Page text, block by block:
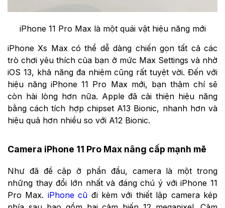
iPhone 11 Pro Max là một quái vật hiệu năng mới
iPhone Xs Max có thể dễ dàng chiến gọn tất cả các
trò chơi yêu thích của bạn ở mức Max Settings và nhờ
iOS 13, khả năng đa nhiệm cũng rất tuyệt vời. Đến với
hiệu năng iPhone 11 Pro Max mới, bạn thậm chí sẽ
còn hài lòng hơn nữa. Apple đã cải thiện hiệu năng
bằng cách tích hợp chipset A13 Bionic, nhanh hơn và
hiệu quả hơn nhiều so với A12 Bionic.
Camera iPhone 11 Pro Max nâng cấp mạnh mẽ
Như đã đề cập ở phần đầu, camera là một trong
những thay đổi lớn nhất và đáng chú ý với iPhone 11
Pro Max. iPhone cũ đi kèm với thiết lập camera kép